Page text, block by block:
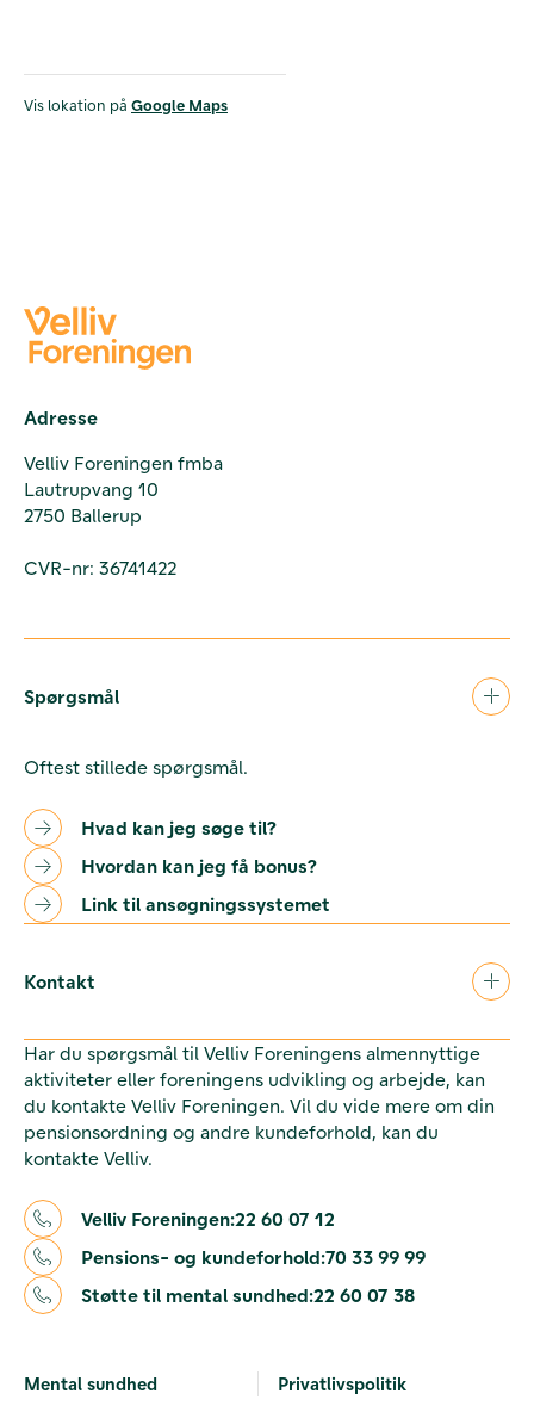
Vis lokation på Google Maps
Adresse
Velliv Foreningen fmba
Lautrupvang 10
2750 Ballerup
CVR-nr: 36741422
Spørgsmål
Oftest stillede spørgsmål.
Hvad kan jeg søge til?
Hvordan kan jeg få bonus?
Link til ansøgningssystemet
Kontakt
Har du spørgsmål til Velliv Foreningens almennyttige
aktiviteter eller foreningens udvikling og arbejde, kan
du kontakte Velliv Foreningen. Vil du vide mere om din
pensionsordning og andre kundeforhold, kan du
kontakte Velliv.
Velliv Foreningen:22 60 07 12
Pensions- og kundeforhold:70 33 99 99
Støtte til mental sundhed:22 60 07 38
Mental sundhed Privatlivspolitik